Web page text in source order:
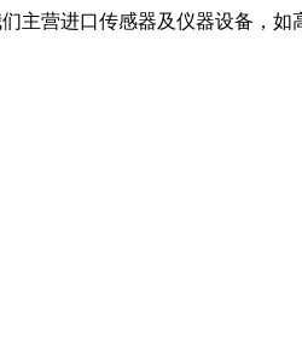
主营进口传感器及仪器设备，